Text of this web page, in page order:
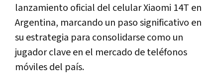
lanzamiento oficial del celular Xiaomi 14T en
Argentina, marcando un paso significativo en
su estrategia para consolidarse como un
jugador clave en el mercado de teléfonos
móviles del país.